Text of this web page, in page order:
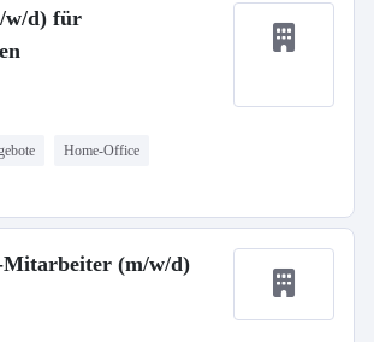
w/d) für
Home-Office
Mitarbeiter (m/w/d)